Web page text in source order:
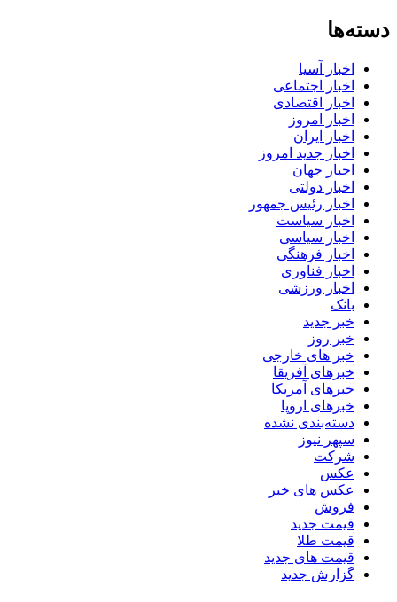
دسته‌ها
اخبار آسیا
اخبار اجتماعی
اخبار اقتصادی
اخبار امروز
اخبار ایران
اخبار جدید امروز
اخبار جهان
اخبار دولتی
اخبار رئیس جمهور
اخبار سیاست
اخبار سیاسی
اخبار فرهنگی
اخبار فناوری
اخبار ورزشی
بانک
خبر جدید
خبر روز
خبر های خارجی
خبرهای آفریقا
خبرهای آمریکا
خبرهای اروپا
دسته‌بندی نشده
سپهر نیوز
شرکت
عکس
عکس های خبر
فروش
قیمت جدید
قیمت طلا
قیمت های جدید
گزارش جدید